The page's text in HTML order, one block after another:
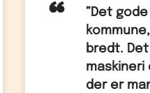
”Det
bredt.
maskineri
der er